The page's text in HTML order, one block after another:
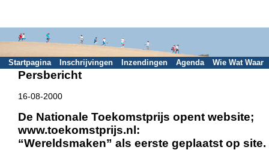
Persbericht
16-08-2000
De Nationale Toekomstprijs opent website;
www.toekomstprijs.nl:
“Wereldsmaken” als eerste geplaatst op site.
Startpagina Inschrijvingen Inzendingen Agenda Wie Wat Waar